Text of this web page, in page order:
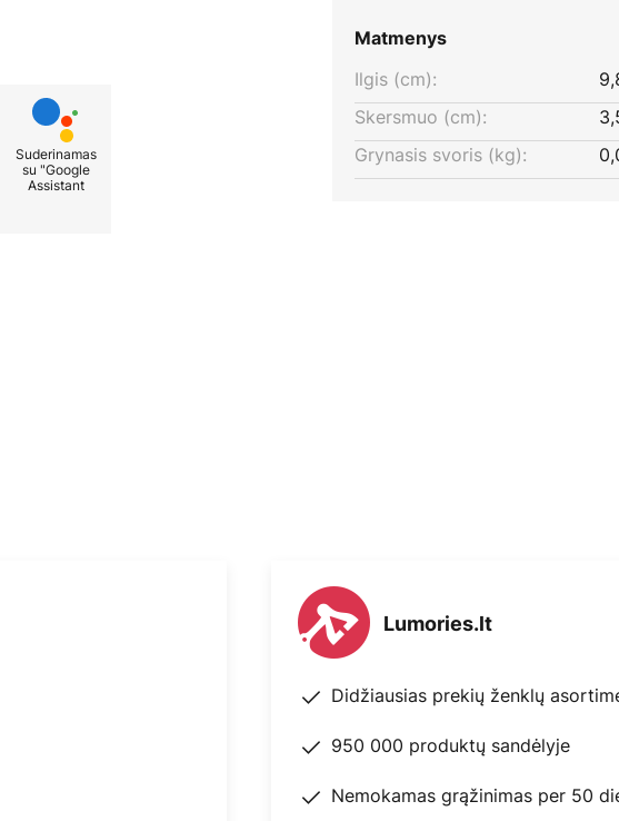
Suderinamas
su "Google
Assistant
Matmenys
Ilgis (cm):
Skersmuo (cm):
Grynasis svoris (kg):
Lumories.lt
Didžiausias prekių ženklų
950 000 produktų sandėlyje
Nemokamas grąžinimas per 50